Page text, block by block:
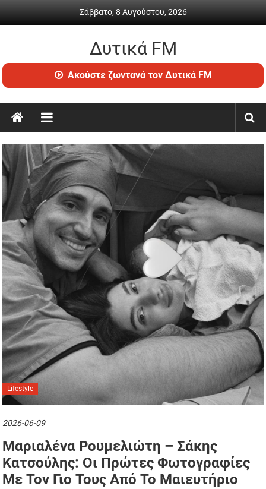
Σάββατο, 8 Αυγούστου, 2026
Δυτικά FM
Ραδιόφωνο
•
ενημέρωση
Ακούστε ζωντανά τον Δυτικά FM
Lifestyle
2026-06-09
Μαριαλένα Ρουμελιώτη – Σάκης
Κατσούλης: Οι Πρώτες Φωτογραφίες
Με Τον Γιο Τους Από Το Μαιευτήριο